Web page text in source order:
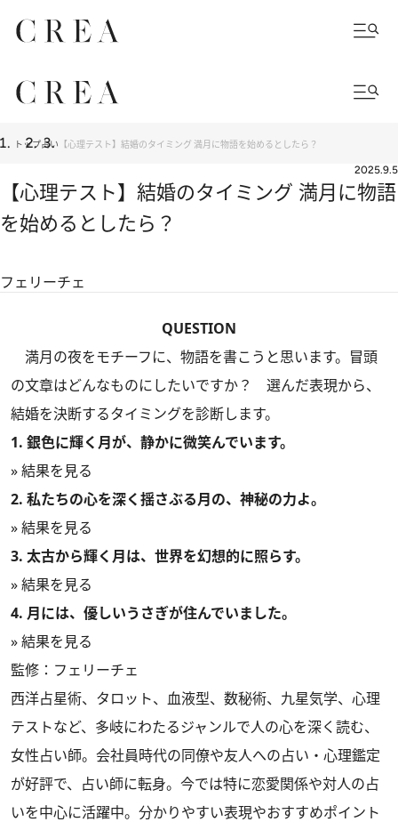
トップ占い 【心理テスト】結婚のタイミング 満月に物語を始めるとしたら？
2025.9.5
【心理テスト】結婚のタイミング 満月に物語
を始めるとしたら？
フェリーチェ
QUESTION
満月の夜をモチーフに、物語を書こうと思います。冒頭
の文章はどんなものにしたいですか？ 選んだ表現から、
結婚を決断するタイミングを診断します。
1. 銀色に輝く月が、静かに微笑んでいます。
» 結果を見る
2. 私たちの心を深く揺さぶる月の、神秘の力よ。
» 結果を見る
3. 太古から輝く月は、世界を幻想的に照らす。
» 結果を見る
4. 月には、優しいうさぎが住んでいました。
» 結果を見る
監修：フェリーチェ
西洋占星術、タロット、血液型、数秘術、九星気学、心理
テストなど、多岐にわたるジャンルで人の心を深く読む、
女性占い師。会社員時代の同僚や友人への占い・心理鑑定
が好評で、占い師に転身。今では特に恋愛関係や対人の占
いを中心に活躍中。分かりやすい表現やおすすめポイント